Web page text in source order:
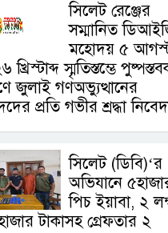
সিলেট রেঞ্জের
সম্মানিত
মহোদয় ৫
খ্রিস্টাব্দ স্মৃতিস্তম্ভে
জুলাই গণঅভ্যুত্থানের
প্রতি গভীর শ্রদ্ধা
সিলেট (ডিবি)‘র
অভিযানে
পিচ ইয়াবা, ২
টাকাসহ গ্রেফতার ২